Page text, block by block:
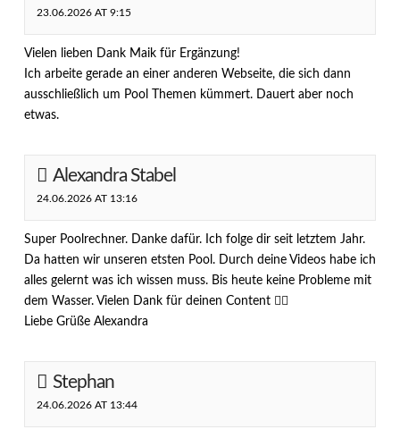
23.06.2026 AT 9:15
Vielen lieben Dank Maik für Ergänzung!
Ich arbeite gerade an einer anderen Webseite, die sich dann
ausschließlich um Pool Themen kümmert. Dauert aber noch
etwas.
Alexandra Stabel
24.06.2026 AT 13:16
Super Poolrechner. Danke dafür. Ich folge dir seit letztem Jahr.
Da hatten wir unseren etsten Pool. Durch deine Videos habe ich
alles gelernt was ich wissen muss. Bis heute keine Probleme mit
dem Wasser. Vielen Dank für deinen Content 👍🏻
Liebe Grüße Alexandra
Stephan
24.06.2026 AT 13:44